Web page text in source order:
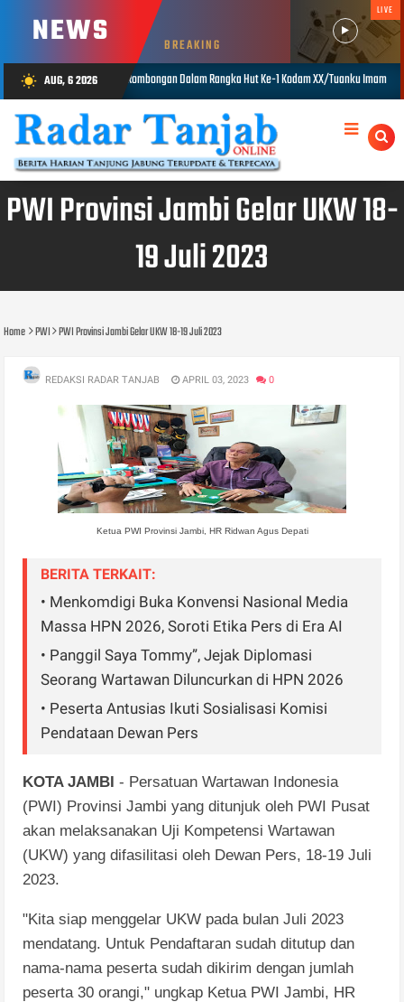
NEWS BREAKING
LIVE
wb_sunny AUG, 6 2026
Rangka Hut Ke-1 Kodam XX/Tuanku Imam Bonjol AUG 06, 2026 Semarak HUT
PWI Provinsi Jambi Gelar UKW 18-
19 Juli 2023
Home PWI PWI Provinsi Jambi Gelar UKW 18-19 Juli 2023
REDAKSI RADAR TANJAB APRIL 03, 2023 0
Ketua PWI Provinsi Jambi, HR Ridwan Agus Depati
BERITA TERKAIT:
• Menkomdigi Buka Konvensi Nasional Media
Massa HPN 2026, Soroti Etika Pers di Era AI
• Panggil Saya Tommy”, Jejak Diplomasi
Seorang Wartawan Diluncurkan di HPN 2026
• Peserta Antusias Ikuti Sosialisasi Komisi
Pendataan Dewan Pers
KOTA JAMBI - Persatuan Wartawan Indonesia
(PWI) Provinsi Jambi yang ditunjuk oleh PWI Pusat
akan melaksanakan Uji Kompetensi Wartawan
(UKW) yang difasilitasi oleh Dewan Pers, 18-19 Juli
2023.
"Kita siap menggelar UKW pada bulan Juli 2023
mendatang. Untuk Pendaftaran sudah ditutup dan
nama-nama peserta sudah dikirim dengan jumlah
peserta 30 orangi," ungkap Ketua PWI Jambi, HR